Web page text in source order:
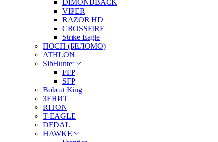
DIMONDBACK
VIPER
RAZOR HD
CROSSFIRE
Strike Eagle
ПОСП (БЕЛОМО)
ATHLON
SibHunter
FFP
SFP
Bobcat King
ЗЕНИТ
RITON
T-EAGLE
DEDAL
HAWKE